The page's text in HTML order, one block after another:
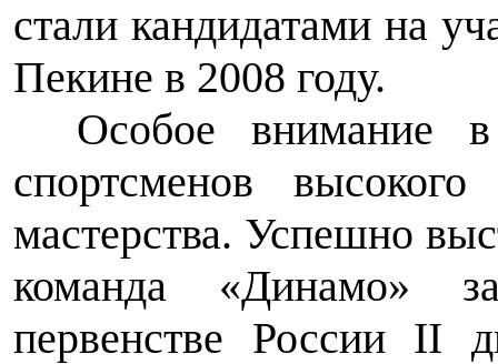
стали кандидатами на
Пекине в 2008 году.
Особое внимание в
спортсменов
мастерства. Успешно
команда «Динамо»
первенстве России II